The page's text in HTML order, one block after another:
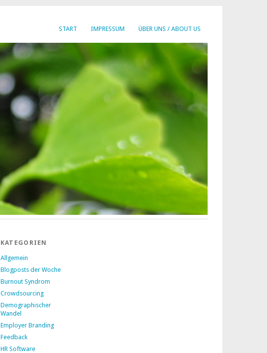
START IMPRESSUM ÜBER UNS / ABOUT US
KATEGORIEN
Allgemein
Blogposts der Woche
Burnout Syndrom
Crowdsourcing
Demographischer
Wandel
Employer Branding
Feedback
HR Software